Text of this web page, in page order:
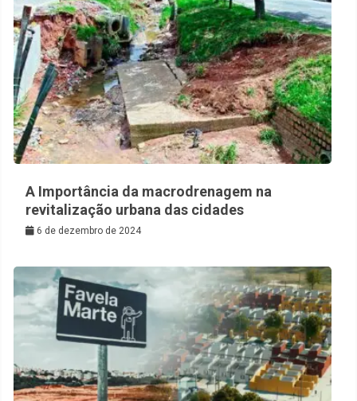
A Importância da macrodrenagem na
revitalização urbana das cidades
6 de dezembro de 2024